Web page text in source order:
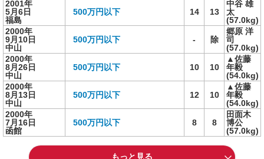
2001年
5月6日
福島
500万円以下 14 13
中谷 雄
太
(57.0kg)
2000年
9月10日
中山
500万円以下 - 除
郷原 洋
司
(57.0kg)
2000年
8月26日
中山
500万円以下 10 10
▲佐藤
年毅
(54.0kg)
2000年
8月13日
中山
500万円以下 12 10
▲佐藤
年毅
(54.0kg)
2000年
7月16日
函館
500万円以下 8 8
田面木
博公
(57.0kg)
もっと見る